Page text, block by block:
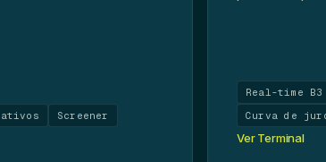
Screener
Real-time
Curva de
Ver Terminal